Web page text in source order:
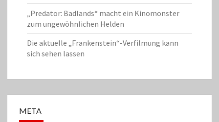
„Predator: Badlands“ macht ein Kinomonster
zum ungewöhnlichen Helden
Die aktuelle „Frankenstein“-Verfilmung kann
sich sehen lassen
META